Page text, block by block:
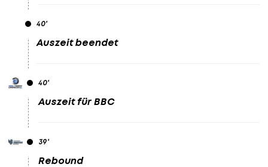
40'
Auszeit beendet
40'
Auszeit für BBC
39'
Rebound